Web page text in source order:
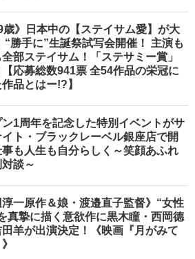
歳》日本中の【ステイサム愛】が大
“勝手に”生誕祭試写会開催！ 主演も
部ステイサム！「ステサミー賞」
応募総数941票 全54作品の栄冠に
品とはー!?】
ン1周年を記念した特別イベントがサ
ト・ブラックレーベル銀座店で開
も人生も自分らしく～笑顔あふれ
談～
淳一原作＆娘・渡邉直子監督》“女性
真摯に描く意欲作に黒木瞳・西岡德
羊が出演決定！《映画『月がみて